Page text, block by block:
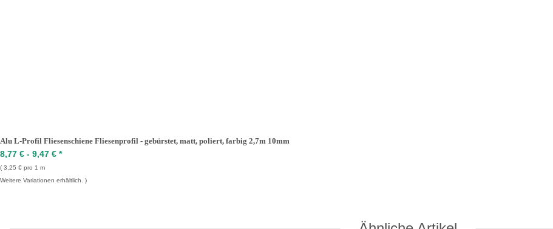
Alu L-Profil Fliesenschiene Fliesenprofil - gebürstet, matt, poliert, farbig 2,7m 10mm
8,77 € - 9,47 € *
3,25 € pro 1 m
Weitere Variationen erhältlich.